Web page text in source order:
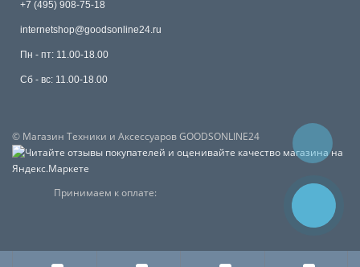
+7 (495) 908-75-18
internetshop@goodsonline24.ru
Пн - пт: 11.00-18.00
Сб - вс: 11.00-18.00
© Магазин Техники и Аксессуаров GOODSONLINE24
Принимаем к оплате: